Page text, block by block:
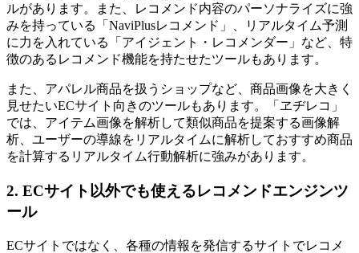
ルがあります。また、レコメンド内容のパーソナライズに強
みを持っている「NaviPlusレコメンド」、リアルタイム予測
に力を入れている「アイジェント・レコメンダー」など、特
徴のあるレコメンド機能を持たせたツールもあります。
また、アパレル商品を扱うショップなど、商品画像を大きく
見せたいECサイト向きのツールもあります。「ヱヂレコ」
では、アイテム画像を解析して類似商品を提案する画像解
析、ユーザーの導線をリアルタイムに解析しておすすめ商品
を計算するリアルタイム行動解析に強みがあります。
2. ECサイト以外でも使えるレコメンドエンジンツ
ール
ECサイトではなく、各種の情報を発信するサイトでレコメ